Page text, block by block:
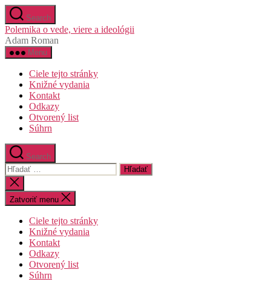
Preskočiť
na
obsah
Search
Polemika o vede, viere a ideológii
Adam Roman
Menu
Ciele tejto stránky
Knižné vydania
Kontakt
Odkazy
Otvorený list
Súhrn
Search
Vyhľadať:
Zatvoriť
vyhľadávanie
Zatvoriť menu
Ciele tejto stránky
Knižné vydania
Kontakt
Odkazy
Otvorený list
Súhrn